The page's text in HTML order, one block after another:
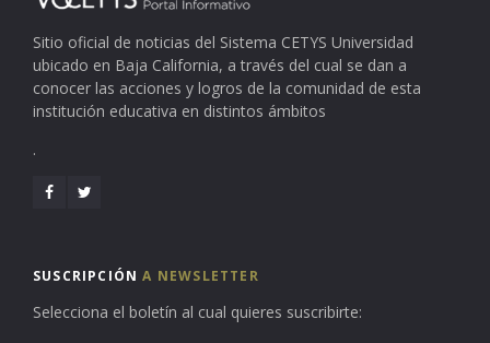
Sitio oficial de noticias del Sistema CETYS Universidad
ubicado en Baja California, a través del cual se dan a
conocer las acciones y logros de la comunidad de esta
institución educativa en distintos ámbitos
.
SUSCRIPCIÓNA NEWSLETTER
Selecciona el boletín al cual quieres suscribirte: